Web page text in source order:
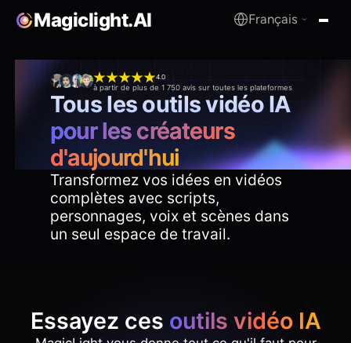
Magiclight.AI Français
4.0
à partir de plus de 1 750 avis sur toutes les plateformes
Tous les outils vidéo IA
pour les créateurs
d'aujourd'hui
Transformez vos idées en vidéos
complètes avec scripts,
personnages, voix et scènes dans
un seul espace de travail.
Essayez ces outils vidéo IA